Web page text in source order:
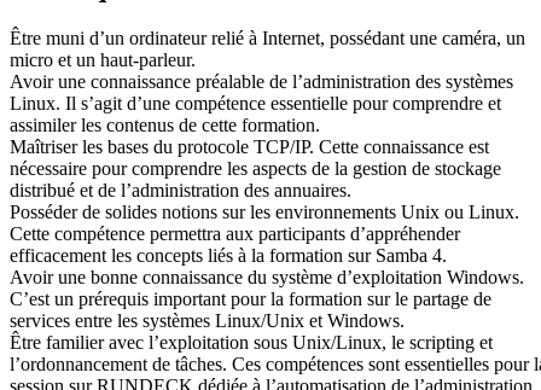
Être muni d’un ordinateur relié à Internet, possédant une caméra, un
micro et un haut-parleur.
Avoir une connaissance préalable de l’administration des systèmes
Linux. Il s’agit d’une compétence essentielle pour comprendre et
assimiler les contenus de cette formation.
Maîtriser les bases du protocole TCP/IP. Cette connaissance est
nécessaire pour comprendre les aspects de la gestion de stockage
distribué et de l’administration des annuaires.
Posséder de solides notions sur les environnements Unix ou Linux.
Cette compétence permettra aux participants d’appréhender
efficacement les concepts liés à la formation sur Samba 4.
Avoir une bonne connaissance du système d’exploitation Windows.
C’est un prérequis important pour la formation sur le partage de
services entre les systèmes Linux/Unix et Windows.
Être familier avec l’exploitation sous Unix/Linux, le scripting et
l’ordonnancement de tâches. Ces compétences sont essentielles pour
session sur RUNDECK dédiée à l’automatisation de l’administration